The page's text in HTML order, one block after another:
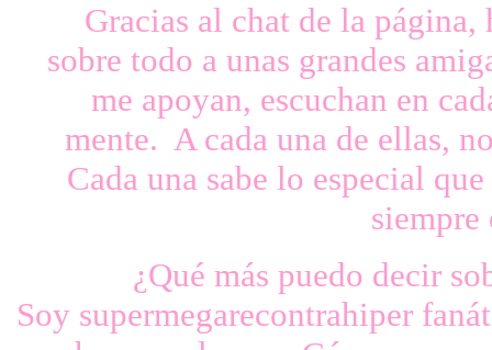
Gracias al chat de la
sobre todo a unas grandes
me apoyan, escuchan en
mente. A cada una de ellas,
Cada una sabe lo especial
siempre
¿Qué más puedo decir
Soy supermegarecontrahiper